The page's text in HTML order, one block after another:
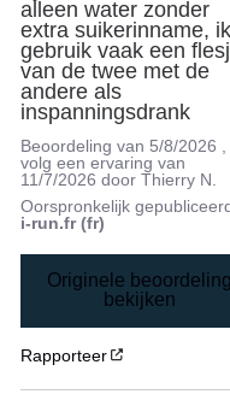
alleen water zonder
extra suikerinname,
gebruik vaak een
van de twee met de
andere als
inspanningsdrank
Beoordeling van 5/8/2026
volg een ervaring van
11/7/2026 doorThierry N.
Oorspronkelijk
i-run.fr (fr)
Originele
bekijken
Rapporteer